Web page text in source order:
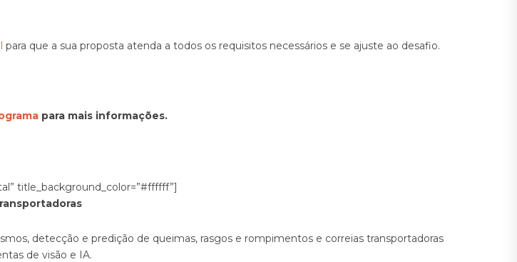
para que a sua proposta atenda a todos os requisitos necessários e se ajuste ao desafio.
para mais informações.
title_background_color=”#ffffff”]
detecção e predição de queimas, rasgos e rompimentos e correias transportadoras
de visão e IA.